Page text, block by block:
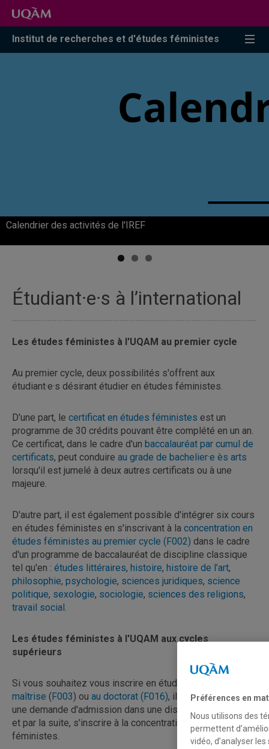
Accéder
recherche
Accéder
menu
pricipal
Accéder
zone
Institut de recherches et d'études féministes
Calendrier des activités de l'IREF
BiblioFEM* : Portail bibliographique des références en
études féministes
Offres d'emplois en études féministes
Étudiant·e·s à l’international
Les études féministes à l'UQAM au premier cycle
Au premier cycle, deux possibilités s'offrent aux
étudiant·e·s désirant étudier en études féministes.
D'une part, le certificat en études féministes est un
programme de 30 crédits pouvant être complété en un an.
Ce certificat, dans le cadre d'un baccalauréat par cumul de
certificats, peut conduire au grade de bachelier·e ès arts
lorsqu'il est jumelé à deux autres certificats ou à une
majeure.
D'autre part, il est également possible d'intégrer six cours
en études féministes en s'inscrivant à la concentration en
études féministes au premier cycle (F002) dans le cadre
d'un programme de baccalauréat de discipline classique
tel qu'en : études littéraires, histoire, histoire de l’art,
philosophie, psychologie, sciences juridiques, science
politique, sexologie, sociologie, sciences des religions,
travail social.
Les études féministes à l'UQAM aux cycles
supérieurs
Si vous souhaitez vous inscrire en études féministes à la
maîtrise (F003) ou au doctorat (F016), il faut d'abord faire
une demande d'admission dans une discipline "classique"
et par la suite, s'inscrire à la concentration en études
féministes.
Préférences en
Nous utilisons des
permettent
vidéo, d’analyser